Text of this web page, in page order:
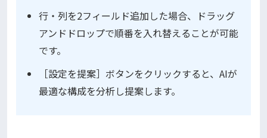
行・列を2フィールド追加した場合、ドラッグ
アンドドロップで順番を入れ替えることが可能
です。
［設定を提案］ボタンをクリックすると、AIが
最適な構成を分析し提案します。